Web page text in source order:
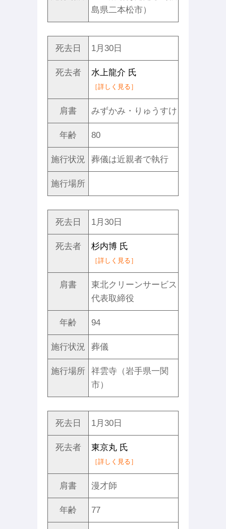
島県二本松市）
死去日 1月30日
死去者 水上龍介 氏
［詳しく見る］
肩書 みずかみ・りゅうすけ
年齢 80
施行状況 葬儀は近親者で執行
施行場所
死去日 1月30日
死去者 杉内博 氏
［詳しく見る］
肩書
東北クリーンサービス
代表取締役
年齢 94
施行状況 葬儀
施行場所
祥雲寺（岩手県一関
市）
死去日 1月30日
死去者 東京丸 氏
［詳しく見る］
肩書 漫才師
年齢 77